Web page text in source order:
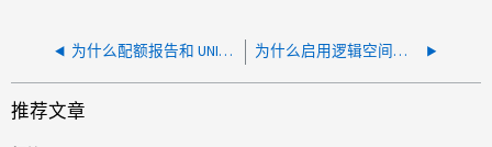
为什么配额报告和 UNIX 客户端中的空间使用量会有所不同？ 为什么启用逻辑空间报告后、"vol show"和"vol show-space"中的字段"logical-available"没有区别？
推荐文章